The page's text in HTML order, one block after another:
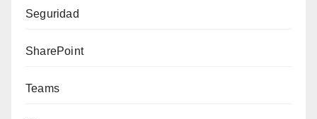
Seguridad
SharePoint
Teams